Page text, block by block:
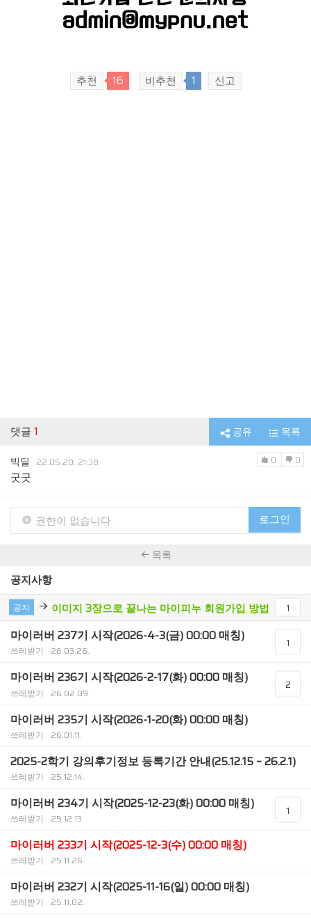
추천 16 비추천 1 신고
댓글 1 공유
목록
빅딜
22.05.20. 21:38
굿굿
0 0
권한이 없습니다. 로그인
목록
공지사항
공지 이미지 3장으로 끝나는 마이피누 회원가입 방법 1
마이러버 237기 시작(2026-4-3(금) 00:00 매칭)
쓰레받기 26.03.26.
1
마이러버 236기 시작(2026-2-17(화) 00:00 매칭)
쓰레받기 26.02.09.
2
마이러버 235기 시작(2026-1-20(화) 00:00 매칭)
쓰레받기 26.01.11.
2025-2학기 강의후기정보 등록기간 안내(25.12.15 ~ 26.2.1)
쓰레받기 25.12.14.
마이러버 234기 시작(2025-12-23(화) 00:00 매칭)
쓰레받기 25.12.13.
1
마이러버 233기 시작(2025-12-3(수) 00:00 매칭)
쓰레받기 25.11.26.
마이러버 232기 시작(2025-11-16(일) 00:00 매칭)
쓰레받기 25.11.02.